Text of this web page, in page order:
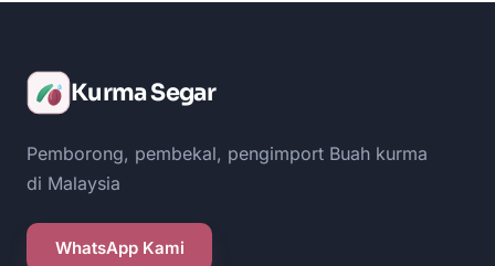
Kurma Segar
Pemborong, pembekal, pengimport Buah kurma
di Malaysia
WhatsApp Kami